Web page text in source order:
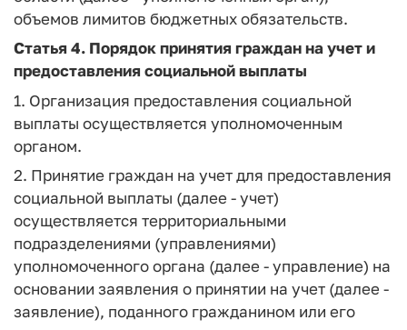
объемов лимитов бюджетных обязательств.
Статья 4. Порядок принятия граждан на учет и
предоставления социальной выплаты
1. Организация предоставления социальной
выплаты осуществляется уполномоченным
органом.
2. Принятие граждан на учет для предоставления
социальной выплаты (далее - учет)
осуществляется территориальными
подразделениями (управлениями)
уполномоченного органа (далее - управление) на
основании заявления о принятии на учет (далее -
заявление), поданного гражданином или его